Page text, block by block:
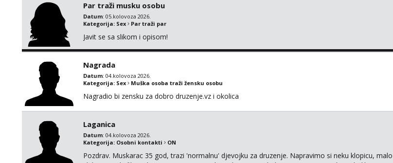
Par traži musku osobu
Datum: 05.kolovoza 2026.
Kategorija: Sex Par traži par
Javit se sa slikom i opisom!
Nagrada
Datum: 04.kolovoza 2026.
Kategorija: Sex Muška osoba traži žensku osobu
Nagradio bi zensku za dobro druzenje.vz i okolica
Laganica
Datum: 04.kolovoza 2026.
Kategorija: Osobni kontakti ON
Pozdrav. Muskarac 35 god, trazi 'normalnu' djevojku za druzenje. Napravimo si neku klopicu, malo